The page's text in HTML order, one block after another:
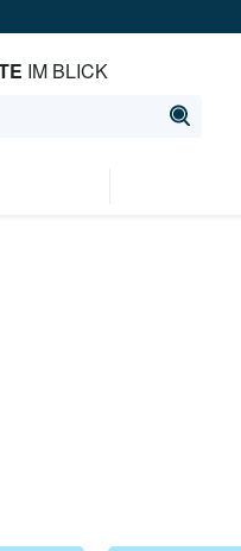
IM BLICK